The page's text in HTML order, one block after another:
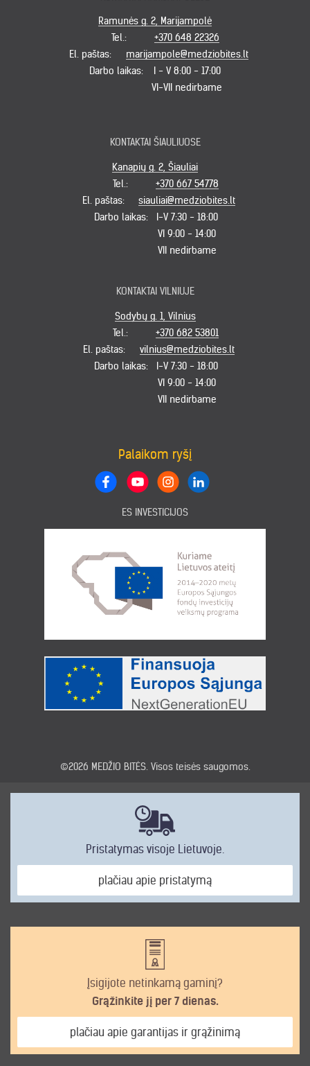
Ramunės g. 2, Marijampolė
Tel.:
+370 648 22326
El. paštas:
marijampole@medziobites.lt
Darbo laikas:
I - V 8:00 - 17:00
VI-VII nedirbame
KONTAKTAI ŠIAULIUOSE
Kanapių g. 2, Šiauliai
Tel.:
+370 667 54778
El. paštas:
siauliai@medziobites.lt
Darbo laikas:
I-V 7:30 - 18:00
VI 9:00 - 14:00
VII nedirbame
KONTAKTAI VILNIUJE
Sodybų g. 1, Vilnius
Tel.:
+370 682 53801
El. paštas:
vilnius@medziobites.lt
Darbo laikas:
I-V 7:30 - 18:00
VI 9:00 - 14:00
VII nedirbame
Palaikom ryšį
ES INVESTICIJOS
©2026 MEDŽIO BITĖS. Visos teisės saugomos.
Pristatymas visoje Lietuvoje.
plačiau apie pristatymą
Įsigijote netinkamą gaminį?
Grąžinkite jį per 7 dienas.
plačiau apie garantijas ir grąžinimą